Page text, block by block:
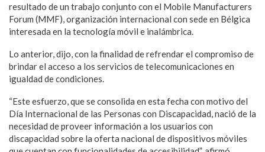
resultado de un trabajo conjunto con el Mobile Manufacturers
Forum (MMF), organización internacional con sede en Bélgica
interesada en la tecnología móvil e inalámbrica.
Lo anterior, dijo, con la finalidad de refrendar el compromiso de
brindar el acceso a los servicios de telecomunicaciones en
igualdad de condiciones.
“Este esfuerzo, que se consolida en esta fecha con motivo del
Día Internacional de las Personas con Discapacidad, nació de la
necesidad de proveer información a los usuarios con
discapacidad sobre la oferta nacional de dispositivos móviles